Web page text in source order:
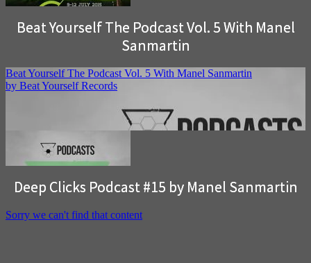
Beat Yourself The Podcast Vol. 5 With Manel
Sanmartin
Deep Clicks Podcast #15 by Manel Sanmartin